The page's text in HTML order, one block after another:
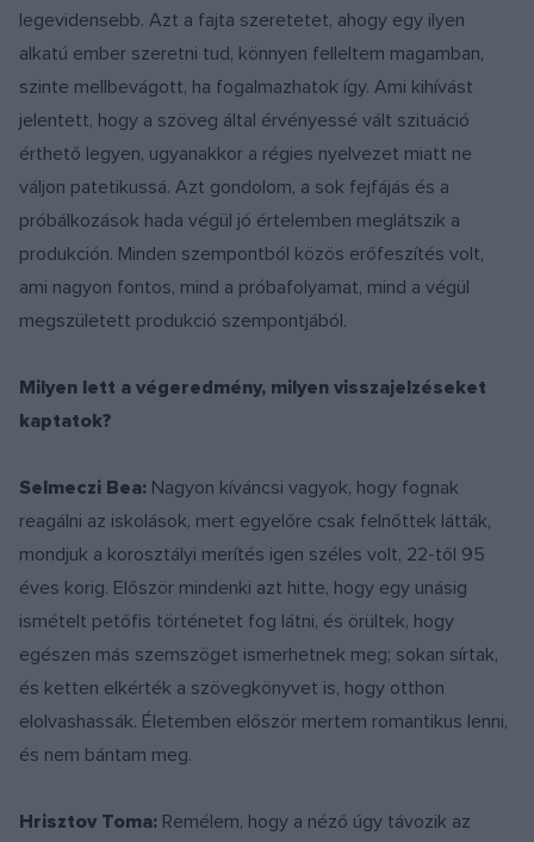
legevidensebb. Azt a fajta szeretetet, ahogy egy ilyen
alkatú ember szeretni tud, könnyen felleltem magamban,
szinte mellbevágott, ha fogalmazhatok így. Ami kihívást
jelentett, hogy a szöveg által érvényessé vált szituáció
érthető legyen, ugyanakkor a régies nyelvezet miatt ne
váljon patetikussá. Azt gondolom, a sok fejfájás és a
próbálkozások hada végül jó értelemben meglátszik a
produkción. Minden szempontból közös erőfeszítés volt,
ami nagyon fontos, mind a próbafolyamat, mind a végül
megszületett produkció szempontjából.
Milyen lett a végeredmény, milyen visszajelzéseket
kaptatok?
Selmeczi Bea: Nagyon kíváncsi vagyok, hogy fognak
reagálni az iskolások, mert egyelőre csak felnőttek látták,
mondjuk a korosztályi merítés igen széles volt, 22-től 95
éves korig. Először mindenki azt hitte, hogy egy unásig
ismételt petőfis történetet fog látni, és örültek, hogy
egészen más szemszöget ismerhetnek meg; sokan sírtak,
és ketten elkérték a szövegkönyvet is, hogy otthon
elolvashassák. Életemben először mertem romantikus lenni,
és nem bántam meg.
Hrisztov Toma: Remélem, hogy a néző úgy távozik az